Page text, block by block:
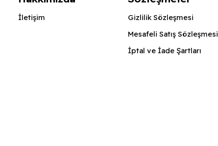
İletişim
Gizlilik Sözleşmesi
Mesafeli Satış Sözleşmesi
İptal ve İade Şartları